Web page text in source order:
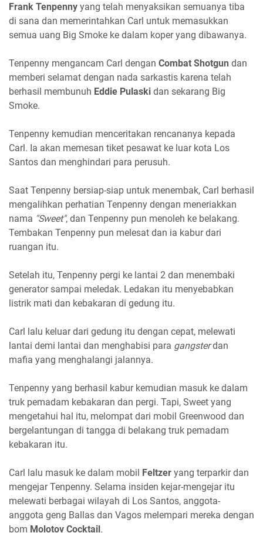
Frank Tenpenny yang telah menyaksikan semuanya tiba
di sana dan memerintahkan Carl untuk memasukkan
semua uang Big Smoke ke dalam koper yang dibawanya.
Tenpenny mengancam Carl dengan Combat Shotgun dan
memberi selamat dengan nada sarkastis karena telah
berhasil membunuh Eddie Pulaski dan sekarang Big
Smoke.
Tenpenny kemudian menceritakan rencananya kepada
Carl. Ia akan memesan tiket pesawat ke luar kota Los
Santos dan menghindari para perusuh.
Saat Tenpenny bersiap-siap untuk menembak, Carl berhasil
mengalihkan perhatian Tenpenny dengan meneriakkan
nama "Sweet", dan Tenpenny pun menoleh ke belakang.
Tembakan Tenpenny pun melesat dan ia kabur dari
ruangan itu.
Setelah itu, Tenpenny pergi ke lantai 2 dan menembaki
generator sampai meledak. Ledakan itu menyebabkan
listrik mati dan kebakaran di gedung itu.
Carl lalu keluar dari gedung itu dengan cepat, melewati
lantai demi lantai dan menghabisi para gangsterdan
mafia yang menghalangi jalannya.
Tenpenny yang berhasil kabur kemudian masuk ke dalam
truk pemadam kebakaran dan pergi. Tapi, Sweet yang
mengetahui hal itu, melompat dari mobil Greenwood dan
bergelantungan di tangga di belakang truk pemadam
kebakaran itu.
Carl lalu masuk ke dalam mobil Feltzer yang terparkir dan
mengejar Tenpenny. Selama insiden kejar-mengejar itu
melewati berbagai wilayah di Los Santos, anggota-
anggota geng Ballas dan Vagos melempari mereka dengan
bom Molotov Cocktail.